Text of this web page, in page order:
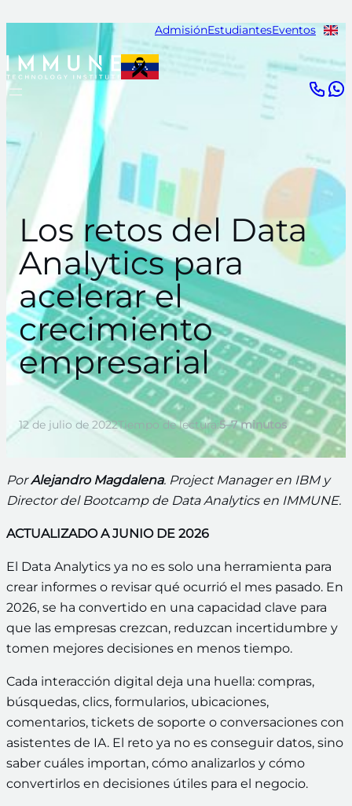
contenido
AdmisiónEstudiantesEventos
Los retos del Data
Analytics para
acelerar el
crecimiento
empresarial
12 de julio de 2022Tiempo de lectura:5–7 minutos
PorAlejandro Magdalena. Project Manager en IBM y
Director del Bootcamp de Data Analytics en IMMUNE.
ACTUALIZADO A JUNIO DE 2026
El Data Analytics ya no es solo una herramienta para
crear informes o revisar qué ocurrió el mes pasado. En
2026, se ha convertido en una capacidad clave para
que las empresas crezcan, reduzcan incertidumbre y
tomen mejores decisiones en menos tiempo.
Cada interacción digital deja una huella: compras,
búsquedas, clics, formularios, ubicaciones,
comentarios, tickets de soporte o conversaciones con
asistentes de IA. El reto ya no es conseguir datos, sino
saber cuáles importan, cómo analizarlos y cómo
convertirlos en decisiones útiles para el negocio.